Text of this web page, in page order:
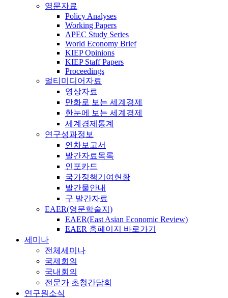
영문자료
Policy Analyses
Working Papers
APEC Study Series
World Economy Brief
KIEP Opinions
KIEP Staff Papers
Proceedings
멀티미디어자료
영상자료
만화로 보는 세계경제
한눈에 보는 세계경제
세계경제통계
연구성과정보
연차보고서
발간자료목록
인포카드
국가정책기여현황
발간물안내
구 발간자료
EAER(영문학술지)
EAER(East Asian Economic Review)
EAER 홈페이지 바로가기
세미나
전체세미나
국제회의
국내회의
전문가 초청간담회
연구원소식